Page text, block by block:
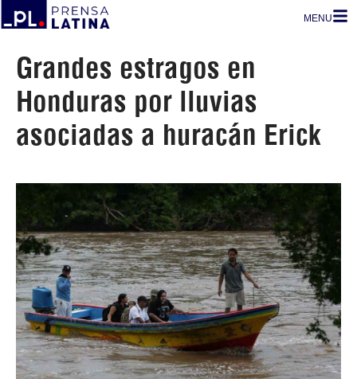
MENU
Grandes estragos en
Honduras por lluvias
asociadas a huracán Erick